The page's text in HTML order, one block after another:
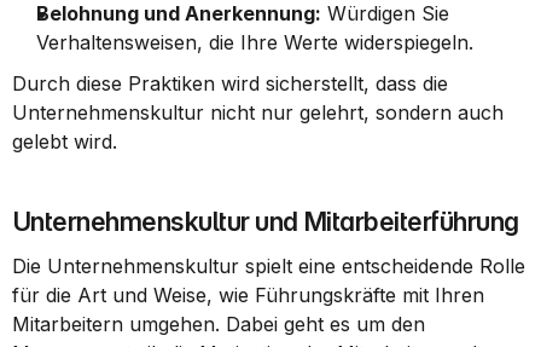
Belohnung und Anerkennung: Würdigen Sie
Verhaltensweisen, die Ihre Werte widerspiegeln.
Durch diese Praktiken wird sicherstellt, dass die
Unternehmenskultur nicht nur gelehrt, sondern auch
gelebt wird.
Unternehmenskultur und Mitarbeiterführung
Die Unternehmenskultur spielt eine entscheidende Rolle
für die Art und Weise, wie Führungskräfte mit Ihren
Mitarbeitern umgehen. Dabei geht es um den